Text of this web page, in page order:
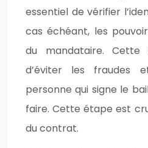
essentiel de vérifier
cas échéant, les
du mandataire. Cette
d’éviter les fraudes
personne qui signe le
faire. Cette étape est
du contrat.